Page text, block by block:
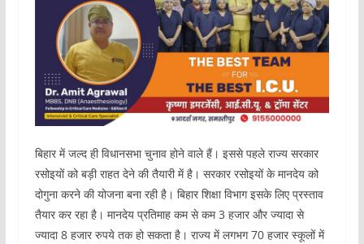
बिहार में जल्द ही विधानसभा चुनाव होने वाले हैं। इससे पहले राज्य सरकार
रसोइयों को बड़ी राहत देने की तैयारी में है। सरकार रसोइयों के मानदेय को
दोगुना करने की योजना बना रही है। बिहार शिक्षा विभाग इसके लिए प्रस्ताव
तैयार कर रहा है। मानदेय प्रतिमाह कम से कम 3 हजार और ज्यादा से
ज्यादा 8 हजार रुपये तक हो सकता है। राज्य में लगभग 70 हजार स्कूलों में